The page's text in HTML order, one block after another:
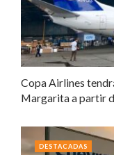
Copa Airlines
Margarita a partir
DESTACADAS